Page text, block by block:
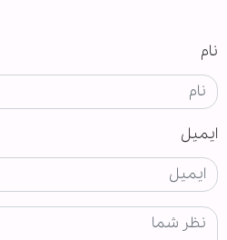
نام
ایمیل